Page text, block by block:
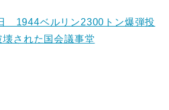
1944ベルリン2300トン爆弾投
された国会議事堂